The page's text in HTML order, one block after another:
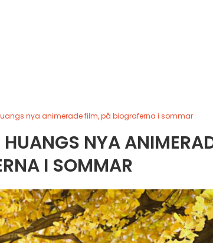
nya animerade film, på biograferna i sommar
NYA
I SOMMAR